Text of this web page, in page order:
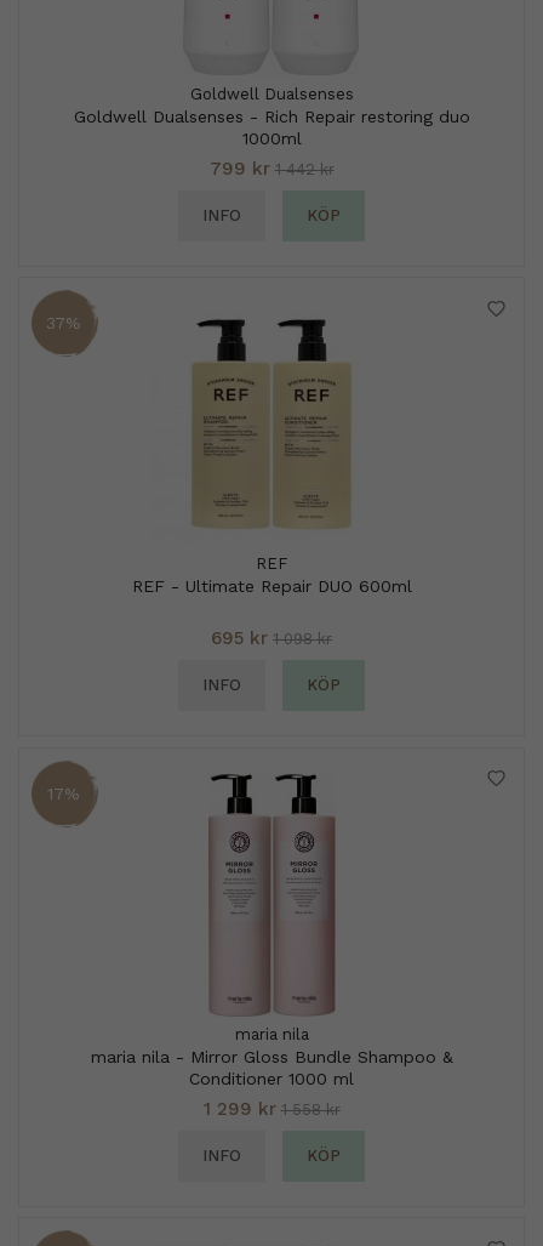
Goldwell Dualsenses
Goldwell Dualsenses - Rich Repair restoring duo
1000ml
799 kr 1 442 kr
INFO KÖP
37%
REF
REF - Ultimate Repair DUO 600ml
695 kr 1 098 kr
INFO KÖP
17%
maria nila
maria nila - Mirror Gloss Bundle Shampoo &
Conditioner 1000 ml
1 299 kr 1 558 kr
INFO KÖP